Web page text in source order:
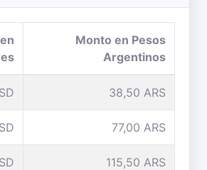
Monto en Pesos
Argentinos
38,50 ARS
77,00 ARS
115,50 ARS